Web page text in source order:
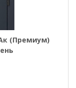
(Премиум)